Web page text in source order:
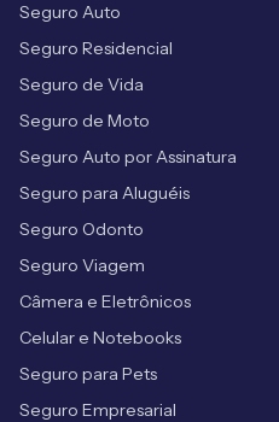
Seguro Auto
Seguro Residencial
Seguro de Vida
Seguro de Moto
Seguro Auto por Assinatura
Seguro para Aluguéis
Seguro Odonto
Seguro Viagem
Câmera e Eletrônicos
Celular e Notebooks
Seguro para Pets
Seguro Empresarial